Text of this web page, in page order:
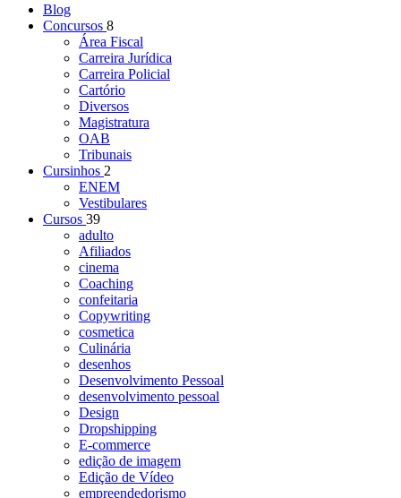
Blog
Concursos 8
Área Fiscal
Carreira Jurídica
Carreira Policial
Cartório
Diversos
Magistratura
OAB
Tribunais
Cursinhos 2
ENEM
Vestibulares
Cursos 39
adulto
Afiliados
cinema
Coaching
confeitaria
Copywriting
cosmetica
Culinária
desenhos
Desenvolvimento Pessoal
desenvolvimento pessoal
Design
Dropshipping
E-commerce
edição de imagem
Edição de Vídeo
empreendedorismo